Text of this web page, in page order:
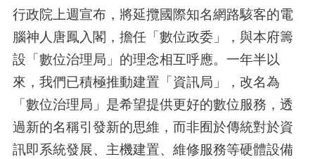
行政院上週宣布，將延攬國際知名網路駭客的電
腦神人唐鳳入閣，擔任「數位政委」，與本府籌
設「數位治理局」的理念相互呼應。一年半以
來，我們已積極推動建置「資訊局」，改名為
「數位治理局」是希望提供更好的數位服務，透
過新的名稱引發新的思維，而非囿於傳統對於資
訊即系統發展、主機建置、維修服務等硬體設備